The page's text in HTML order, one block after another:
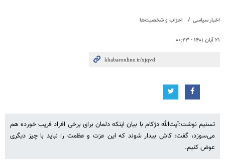
اخبار سیاسی احزاب و شخصیت‌ها
۲۱ آبان ۱۴۰۱ - ۰۰:۲۳
تسنیم نوشت:آیت‌الله دژکام با بیان اینکه دلمان برای برخی افراد فریب خورده هم
می‌سوزد، گفت: کاش بیدار شوند که این عزت و عظمت را نباید با چیز دیگری
عوض کنیم.